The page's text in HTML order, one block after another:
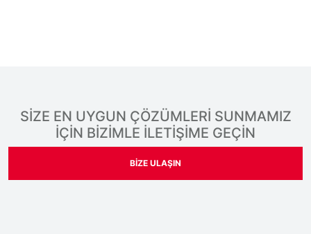
SİZE EN UYGUN ÇÖZÜMLERİ SUNMAMIZ
İÇİN BİZİMLE İLETİŞİME GEÇİN
BIZE ULAŞIN